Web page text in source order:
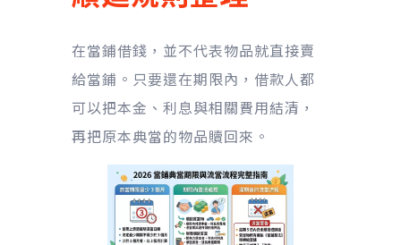
在當鋪借錢，並不代表物品就直接賣
給當鋪。只要還在期限內，借款人都
可以把本金、利息與相關費用結清，
再把原本典當的物品贖回來。